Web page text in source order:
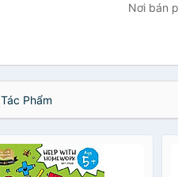
Nơi bán
Tác Phẩm